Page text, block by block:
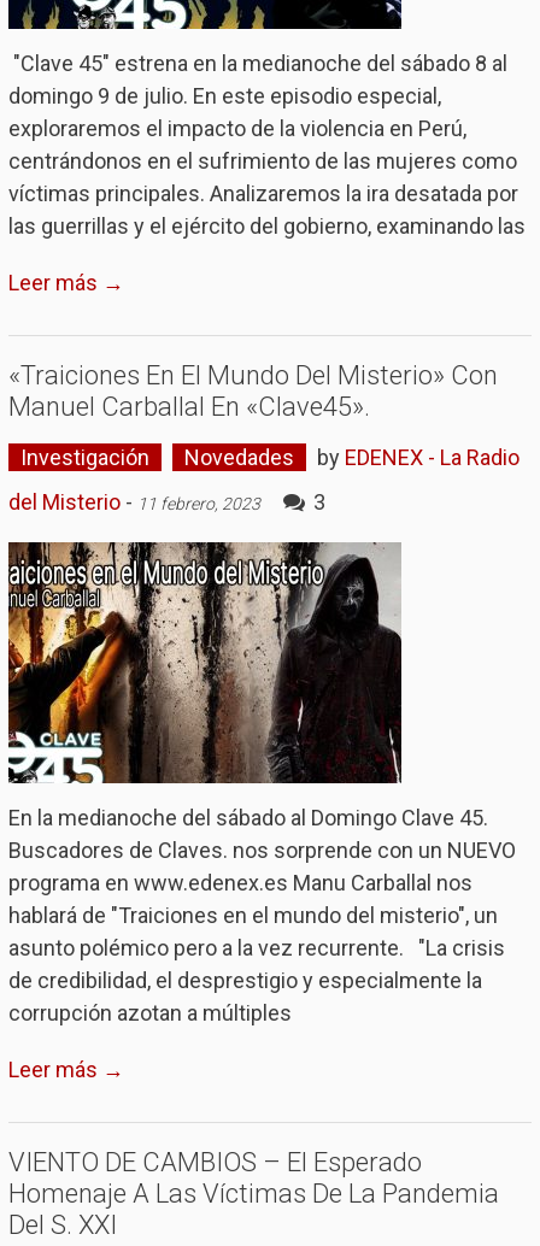
"Clave 45" estrena en la medianoche del sábado 8 al
domingo 9 de julio. En este episodio especial,
exploraremos el impacto de la violencia en Perú,
centrándonos en el sufrimiento de las mujeres como
víctimas principales. Analizaremos la ira desatada por
las guerrillas y el ejército del gobierno, examinando las
Leer más →
«Traiciones En El Mundo Del Misterio» Con
Manuel Carballal En «Clave45».
Investigación Novedades by EDENEX - La Radio
del Misterio- 11 febrero, 2023 3
En la medianoche del sábado al Domingo Clave 45.
Buscadores de Claves. nos sorprende con un NUEVO
programa en www.edenex.es Manu Carballal nos
hablará de "Traiciones en el mundo del misterio", un
asunto polémico pero a la vez recurrente. "La crisis
de credibilidad, el desprestigio y especialmente la
corrupción azotan a múltiples
Leer más →
VIENTO DE CAMBIOS – El Esperado
Homenaje A Las Víctimas De La Pandemia
Del S. XXI